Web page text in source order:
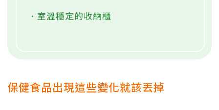
．室溫穩定的收納櫃
保健食品出現這些變化就該丟掉